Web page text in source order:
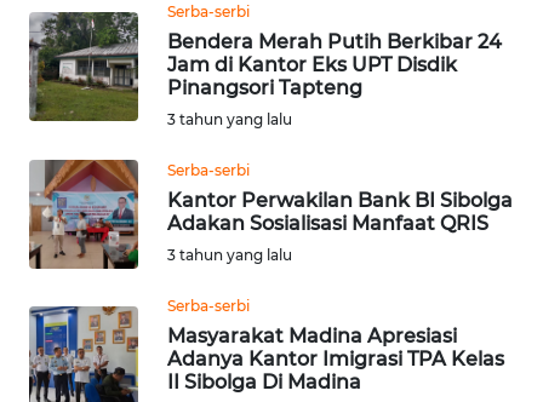
Serba-serbi
Bendera Merah Putih Berkibar 24
Jam di Kantor Eks UPT Disdik
Pinangsori Tapteng
3 tahun yang lalu
Serba-serbi
Kantor Perwakilan Bank BI Sibolga
Adakan Sosialisasi Manfaat QRIS
3 tahun yang lalu
Serba-serbi
Masyarakat Madina Apresiasi
Adanya Kantor Imigrasi TPA Kelas
II Sibolga Di Madina
WN
DAIRI
DANAU
TOBA
WN
WN
LANGKAT